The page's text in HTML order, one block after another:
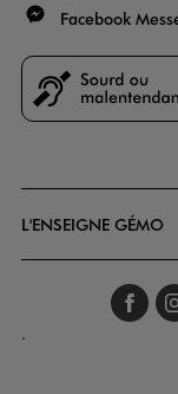
Facebook
L'ENSEIGNE GÉMO
.